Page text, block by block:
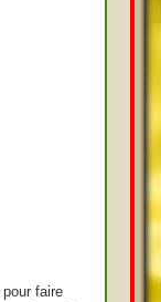
faire